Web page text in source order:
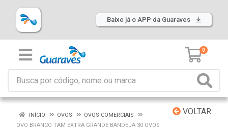
Baixe já o APP da Guaraves
0
VOLTAR
INÍCIO OVOS
OVOS COMERCIAIS
OVO BRANCO TAM EXTRA GRANDE BANDEJA 30 OVOS